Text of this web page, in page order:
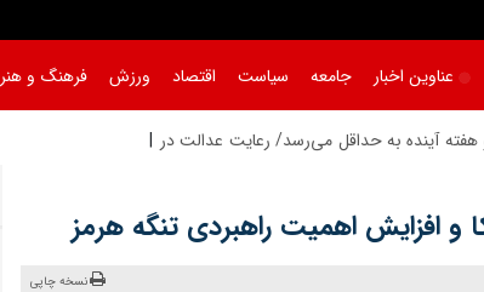
عناوین اخبار جامعه سیاست اقتصاد ورزش فرهنگ و هنر
آینده به حداقل می‌رسد/ رعایت عدالت در اعمال محدو
افزایش اهمیت راهبردی تنگه هرمز
نسخه چاپی